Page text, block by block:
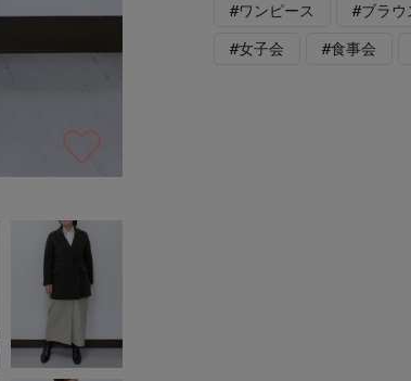
#ワンピース #ブラウ
#女子会 #食事会